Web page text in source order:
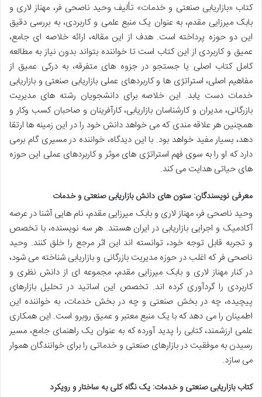
کتاب «بازاریابی صنعتی و خدمات» تألیف وحید ناصحی فر، مهناز لاری و
بابک میرزایی مقدم، به عنوان یک منبع علمی و کاربردی، به بررسی دقیق
این دو حوزه پرداخته است. هدف از این مقاله، ارائه خلاصه ای جامع،
عمیق و کاربردی از این کتاب است تا خواننده بتواند بدون نیاز به مطالعه
کامل کتاب اصلی یا جستجو در جزوه های متفرقه، به درکی عمیق از
مفاهیم اصلی، استراتژی ها و کاربردهای عملی بازاریابی صنعتی و بازاریابی
خدمات دست یابد. این خلاصه برای دانشجویان رشته های مدیریت
بازرگانی، مدیران و کارشناسان بازاریابی، کارآفرینان و صاحبان کسب وکار و
همچنین هر علاقه مندی که می خواهد دانش خود را در این زمینه ها ارتقا
دهد، بسیار مفید خواهد بود. با این دیدگاه، خواننده در مسیری گام برمی
دارد که او را به سوی فهم استراتژی های موثر و کاربردهای عملی این حوزه
های حیاتی هدایت می کند.
معرفی نویسندگان: ستون های دانش بازاریابی صنعتی و خدمات
وحید ناصحی فر، مهناز لاری و بابک میرزایی مقدم، نام هایی آشنا در عرصه
آکادمیک و اجرایی بازاریابی در ایران هستند. هر سه نویسنده، با تخصص
و تجربه قابل توجه خود، توانسته اند این اثر مرجع را خلق کنند. وحید
ناصحی فر که اغلب در حوزه مدیریت بازرگانی و بازاریابی شناخته می شود،
در کنار مهناز لاری و بابک میرزایی مقدم، مجموعه ای از دانش نظری و
کاربردی را گردآوری کرده اند. تخصص این اساتید در تحلیل بازارهای
پیچیده، چه در بخش صنعتی و چه در بخش خدمات، به خواننده این
اطمینان را می دهد که با یک منبع معتبر و عمیق روبرو است. این همکاری
علمی ارزشمند، کتابی را پدید آورده که به عنوان یک راهنمای جامع، مسیر
رسیدن به موفقیت در بازارهای صنعتی و خدماتی را برای خوانندگان هموار
می سازد.
کتاب بازاریابی صنعتی و خدمات: یک نگاه کلی به ساختار و رویکرد